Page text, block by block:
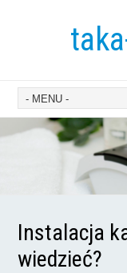
Instalacja
wiedzieć?